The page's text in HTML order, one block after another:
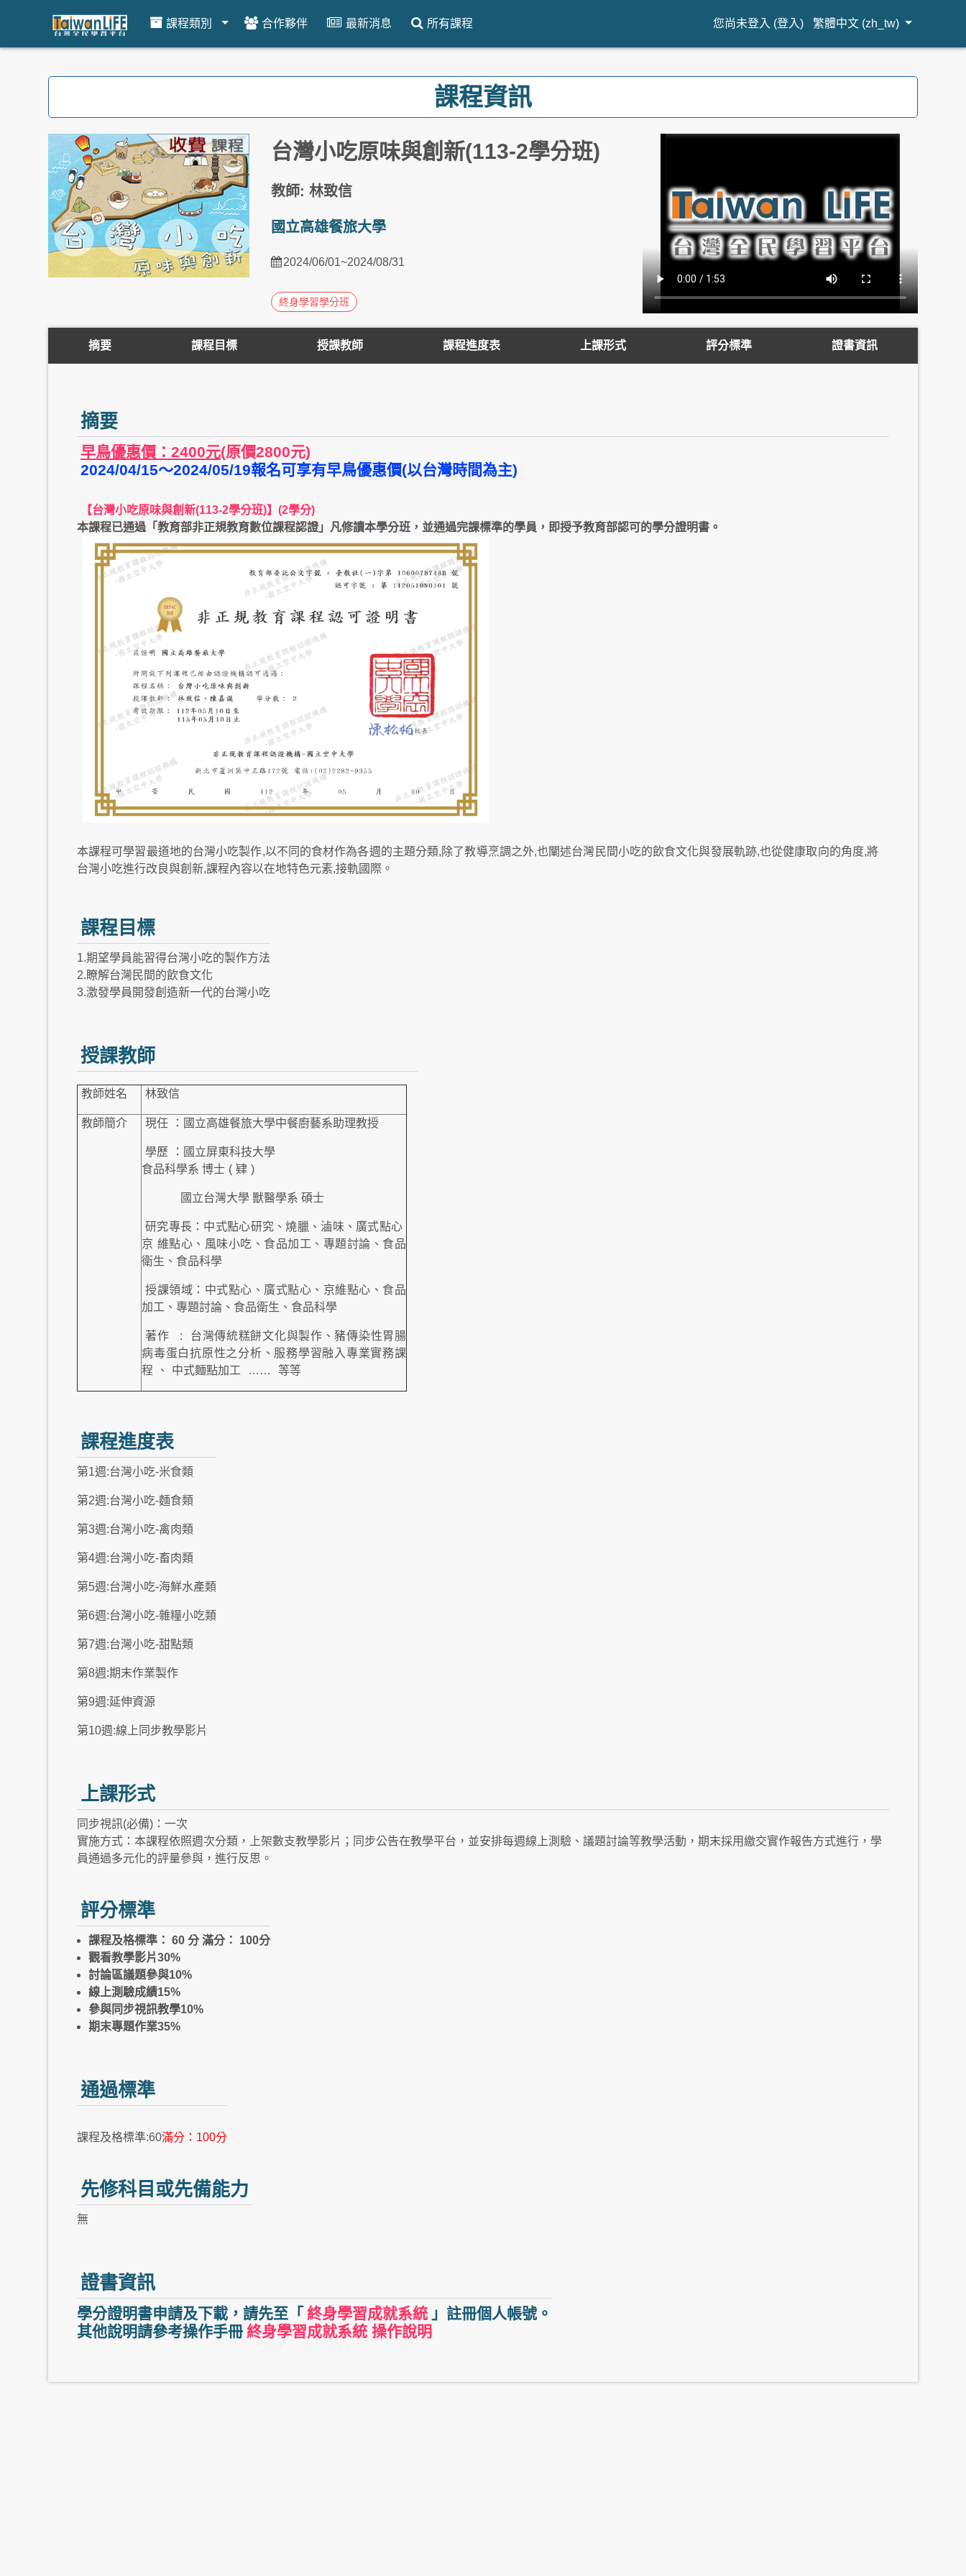
課程類別 合作夥伴 最新消息 所有課程 您尚未登入 (登入) 繁體中文 ‎(zh_tw)‎
課程資訊
台灣小吃原味與創新(113-2學分班)
教師: 林致信
國立高雄餐旅大學
2024/06/01~2024/08/31
終身學習學分班
摘要 課程目標 授課教師 課程進度表 上課形式 評分標準 證書資訊
摘要
早鳥優惠價：2400元(原價2800元)
2024/04/15～2024/05/19報名可享有早鳥優惠價(以台灣時間為主)
【台灣小吃原味與創新(113-2學分班)】(2學分)
本課程已通過「教育部非正規教育數位課程認證」凡修讀本學分班，並通過完課標準的學員，即授予教育部認可的學分證明書。
本課程可學習最道地的台灣小吃製作,以不同的食材作為各週的主題分類,除了教導烹調之外,也闡述台灣民間小吃的飲食文化與發展軌跡,也從健康取向的角度,將
台灣小吃進行改良與創新,課程內容以在地特色元素,接軌國際。
課程目標
1.期望學員能習得台灣小吃的製作方法
2.瞭解台灣民間的飲食文化
3.激發學員開發創造新一代的台灣小吃
授課教師
教師姓名 林致信
教師簡介 現任 ：國立高雄餐旅大學中餐廚藝系助理教授
學歷
：國立屏東科技大學
食品科學系 博士 ( 肄 )
國立台灣大學 獸醫學系 碩士
研究專長：中式點心研究、燒臘、滷味、廣式點心
京 維點心、風味小吃、食品加工、專題討論、食品
衛生、食品科學
授課領域：中式點心、廣式點心、京維點心、食品
加工、專題討論、食品衛生、食品科學
著作 :
台灣傳統糕餅文化與製作、豬傳染性胃腸
病毒蛋白抗原性之分析、服務學習融入專業實務課
程
、 中式麵點加工 …… 等等
課程進度表
第1週:台灣小吃-米食類
第2週:台灣小吃-麵食類
第3週:台灣小吃-禽肉類
第4週:台灣小吃-畜肉類
第5週:台灣小吃-海鮮水產類
第6週:台灣小吃-雜糧小吃類
第7週:台灣小吃-甜點類
第8週:期末作業製作
第9週:延伸資源
第10週:線上同步教學影片
上課形式
同步視訊(必備)：一次
實施方式：本課程依照週次分類，上架數支教學影片；同步公告在教學平台，並安排每週線上測驗、議題討論等教學活動，期末採用繳交實作報告方式進行，學
員通過多元化的評量參與，進行反思。
評分標準
課程及格標準： 60 分 滿分： 100分
觀看教學影片30%
討論區議題參與10%
線上測驗成績15%
參與同步視訊教學10%
期末專題作業35%
通過標準
課程及格標準:60滿分：100分
先修科目或先備能力
無
證書資訊
學分證明書申請及下載，請先至「 終身學習成就系統 」註冊個人帳號。
其他說明請參考操作手冊 終身學習成就系統 操作說明